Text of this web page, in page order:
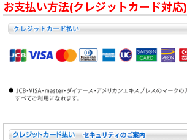
お支払い方法(クレジットカード対応)